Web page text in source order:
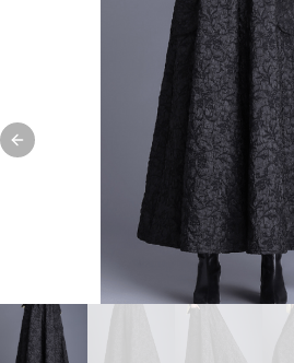
Previous slide